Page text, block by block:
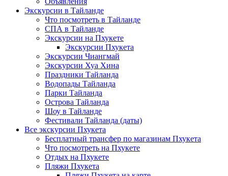
Экскурсии в Тайланде
Что посмотреть в Тайланде
СПА в Тайланде
Экскурсии на Пхукете
Экскурсии Пхукета
Экскурсии Чиангмай
Экскурсии Хуа Хина
Праздники Тайланда
Водопады Тайланда
Парки Тайланда
Острова Тайланда
Шоу в Тайланде
Фестивали Тайланда (даты)
Все экскурсии Пхукета
Бесплатный трансфер по магазинам Пхукета
Что посмотреть на Пхукете
Отдых на Пхукете
Пляжи Пхукета